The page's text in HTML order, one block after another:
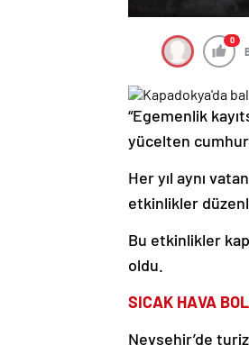
0
“Egemenlik
yücelten
Her yıl aynı
etkinlikler
Bu etkinlikler
oldu.
SICAK HAVA
Nevşehir’de